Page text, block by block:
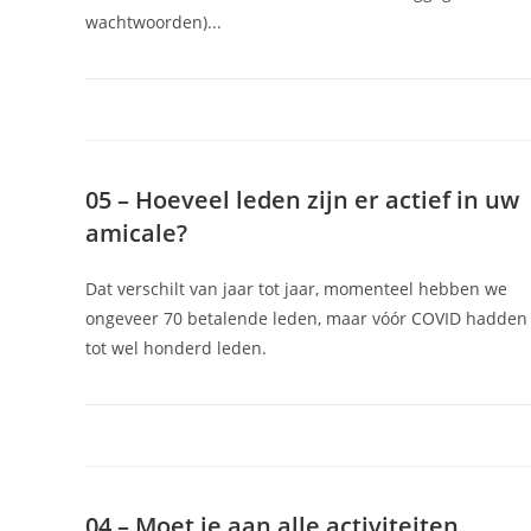
wachtwoorden)...
05 – Hoeveel leden zijn er actief in uw
amicale?
Dat verschilt van jaar tot jaar, momenteel hebben we
ongeveer 70 betalende leden, maar vóór COVID
tot wel honderd leden.